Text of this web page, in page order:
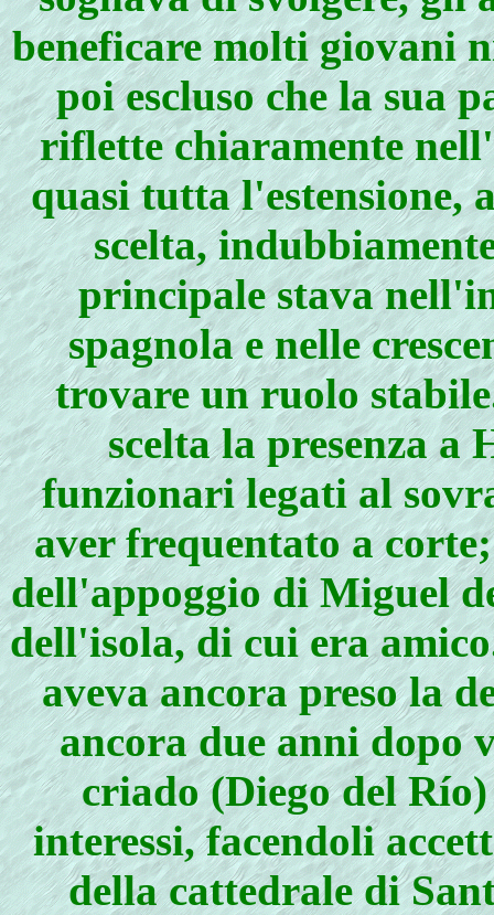
beneficare molti giovani
poi escluso che la sua
riflette chiaramente
quasi tutta l'estensione,
scelta,
principale stava
spagnola e nelle
trovare un ruolo
scelta la presenza
funzionari legati al
aver frequentato a
dell'appoggio di Miguel
dell'isola, di cui era
aveva ancora preso la
ancora due anni dopo
criado (Diego del
interessi, facendoli
della cattedrale di